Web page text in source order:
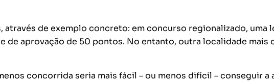
através de exemplo concreto: em concurso regionalizado, uma
de aprovação de 50 pontos. No entanto, outra localidade mais
concorrida seria mais fácil – ou menos difícil – conseguir a